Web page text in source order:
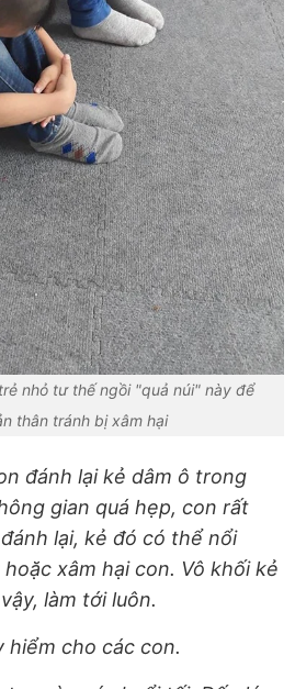
nhỏ tư thế ngồi "quả núi" này để
thân tránh bị xâm hại
đánh lại kẻ dâm ô trong
gian quá hẹp, con rất
lại, kẻ đó có thể nổi
xâm hại con. Vô khối kẻ
làm tới luôn.
hiểm cho các con.